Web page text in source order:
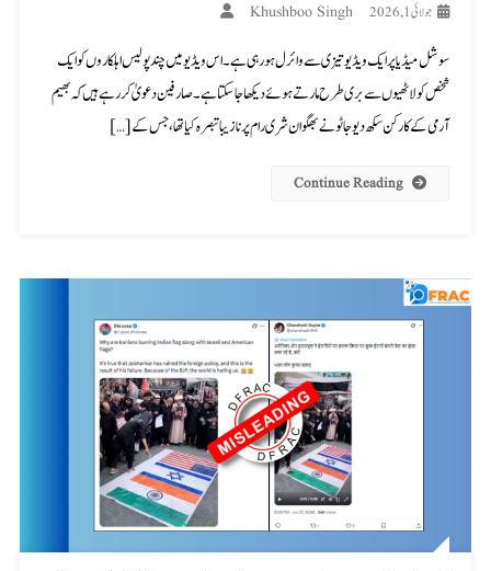
جولائی 1, 2026 Khushboo Singh
سوشل میڈیا پر ایک ویڈیو تیزی سے وائرل ہو رہی ہے۔ اس ویڈیو میں چند پولیس اہلکاروں کو ایک
شخص کو لاٹھیوں سے بری طرح مارتے ہوئے دیکھا جا سکتا ہے۔ صارفین دعویٰ کر رہے ہیں کہ بھیم
آرمی کے کارکن سکھ دیو جاٹو نے بھگوان شری رام پر نازیبا تبصرہ کیا تھا، جس کے […]
Continue Reading